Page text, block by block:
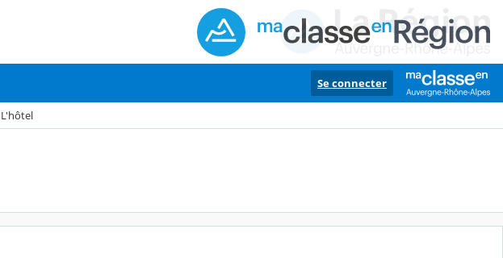
Se connecter
L'hôtel